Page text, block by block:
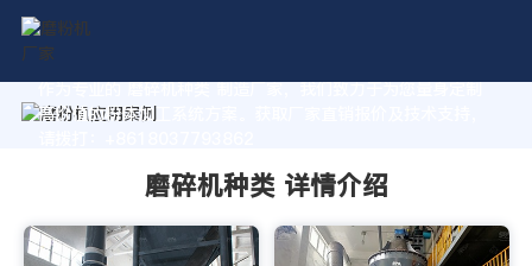
作为专业的 磨碎机种类 制造厂家，我们致力于为您量身定制
高价值的粉体加工系统方案。获取厂家直销报价及技术支持，
磨碎机种类 详情介绍